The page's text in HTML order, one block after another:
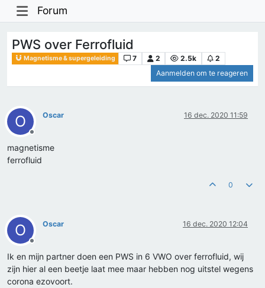
Forum
PWS over Ferrofluid
Magnetisme & supergeleiding 7 2 2.5k
2
Aanmelden om te reageren
O
Offline
Oscar 16 dec. 2020 11:59
magnetisme
ferrofluid
0
O
Offline
Oscar 16 dec. 2020 12:04
Ik en mijn partner doen een PWS in 6 VWO over ferrofluid, wij
zijn hier al een beetje laat mee maar hebben nog uitstel wegens
corona ezovoort.